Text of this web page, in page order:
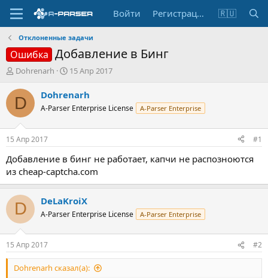
Войти Регистрация 🇷🇺
Отклоненные задачи
Ошибка Добавление в Бинг
А
т
т
е
м
ы
Dohrenarh
Д
т
н
а
л
а
15 Апр 2017
D Dohrenarh
A-Parser Enterprise License A-Parser Enterprise
15 Апр 2017 #1
Добавление в бинг не работает, капчи не распозноются
из cheap-captcha.com
D DeLaKroiX
A-Parser Enterprise License A-Parser Enterprise
15 Апр 2017 #2
Dohrenarh сказал(а):